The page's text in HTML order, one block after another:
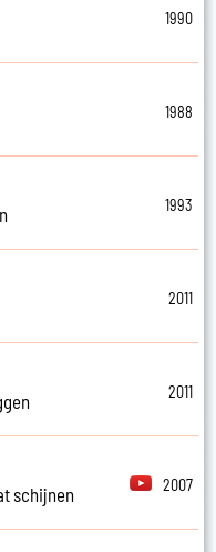
1990
1988
1993
2011
2011
schijnen
2007